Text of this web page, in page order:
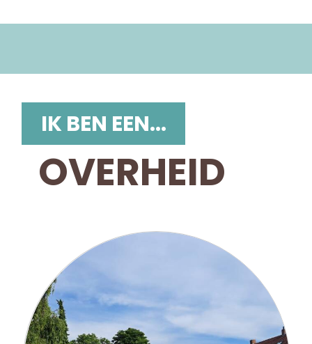
OVERHEID
IK BEN EEN...